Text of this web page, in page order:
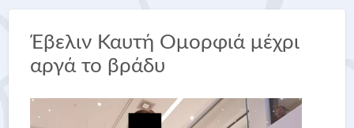
Έβελιν Καυτή Ομορφιά μέχρι
αργά το βράδυ